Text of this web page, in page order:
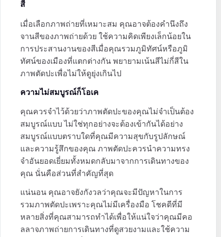
สี
เมื่อเลือกภาพถ่ายที่เหมาะสม คุณอาจต้องคำนึงถึง
จานสีของภาพถ่ายด้วย ใช้ความคิดเพียงเล็กน้อยใน
การประสานงานของสีเมื่อคุณรวมภูมิทัศน์หรือภูมิ
ทัศน์ของเมืองที่แตกต่างกัน พยายามเน้นสีไม่กี่สีใน
ภาพตัดปะเพื่อไม่ให้ดูยุ่งเกินไป
ความไม่สมบูรณ์ก็โอเค
คุณควรจำไว้ด้วยว่าภาพตัดปะของคุณไม่จำเป็นต้อง
สมบูรณ์แบบ ไม่ใช่ทุกอย่างจะต้องเข้ากันได้อย่าง
สมบูรณ์แบบตราบใดที่คุณมีความสุขกับรูปลักษณ์
และความรู้สึกของคุณ ภาพตัดปะควรนำความทรง
จำอันยอดเยี่ยมทั้งหมดกลับมาจากการเดินทางของ
คุณ นั่นคือส่วนที่สำคัญที่สุด
แน่นอน คุณอาจยังกังวลว่าคุณจะมีปัญหาในการ
รวมภาพตัดปะเพราะคุณไม่มีเครื่องมือ โชคดีที่มี
หลายสิ่งที่คุณสามารถทำได้เพื่อให้แน่ใจว่าคุณมีคอ
ลลาจภาพถ่ายการเดินทางที่ดูสวยงามและใช้ความ